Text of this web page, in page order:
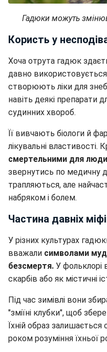
Гадюки можуть
Користь у
Хоча отрута гадюк
давно
створюють ліки для
навіть деякі препарати
судинних хвороб.
Її вивчають біологи й
лікувальні властивості.
смертельними для
звернутись по медичну
трапляються, але
набряком і болем.
Частина давніх
У різних культурах
вважали символами
безсмертя. У фольклорі
скарбів або як містичні
Під час зимівлі вони
"зміїні клубки", щоб
Їхній образ
роком розуміння їхньої